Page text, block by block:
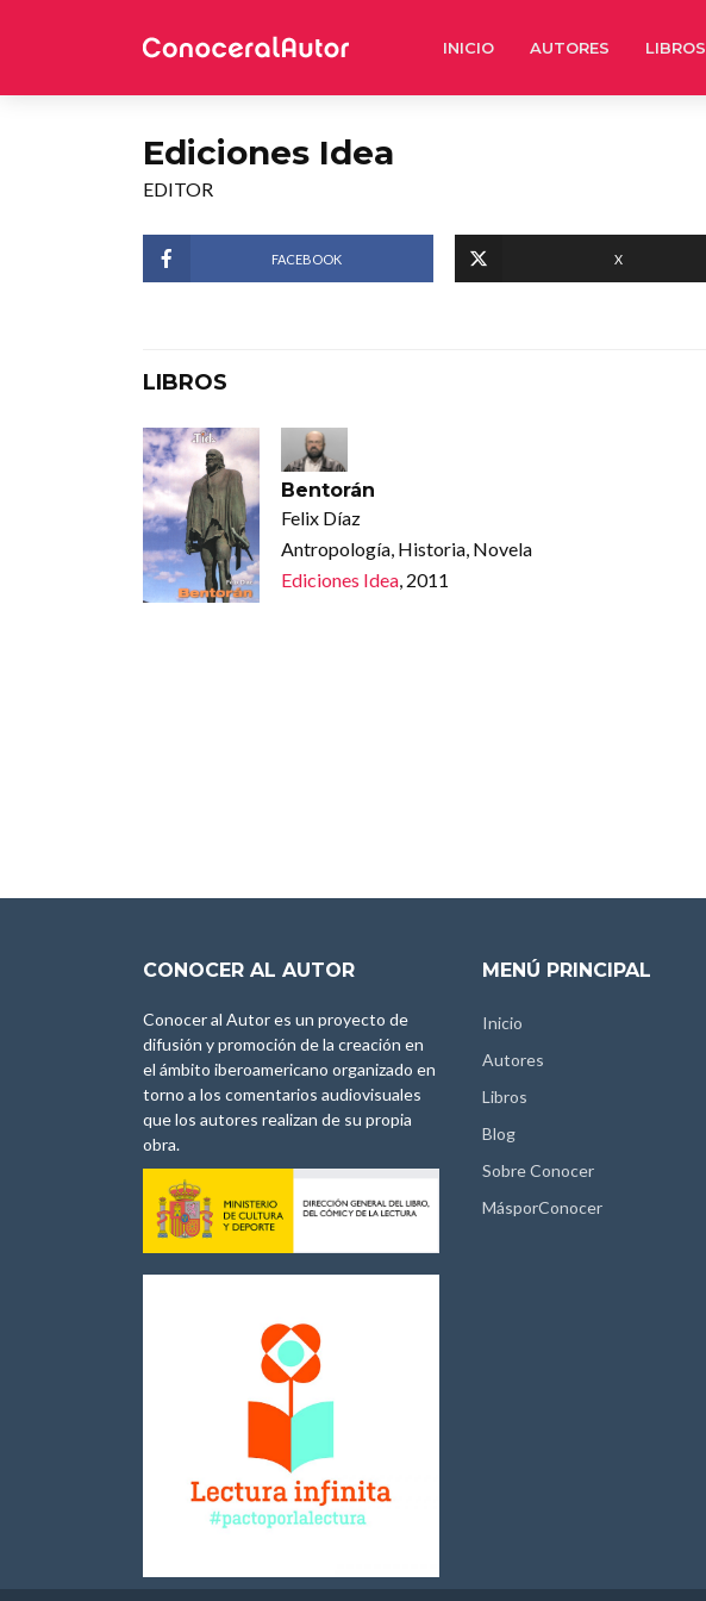
INICIO AUTORES LIBROS
Ediciones Idea
EDITOR
FACEBOOK X
LIBROS
Bentorán
Felix Díaz
Antropología, Historia, Novela
Ediciones Idea, 2011
CONOCER AL AUTOR
Conocer al Autor es un proyecto de
difusión y promoción de la creación en
el ámbito iberoamericano organizado en
torno a los comentarios audiovisuales
que los autores realizan de su propia
obra.
MENÚ PRINCIPAL
Inicio
Autores
Libros
Blog
Sobre Conocer
MásporConocer